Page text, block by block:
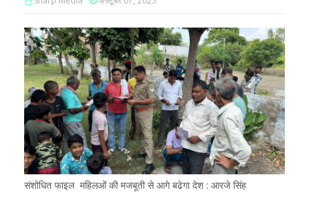
संशोधित फाइल महिलओं की मजबूती से आगे बढेगा देश : आरजे सिंह